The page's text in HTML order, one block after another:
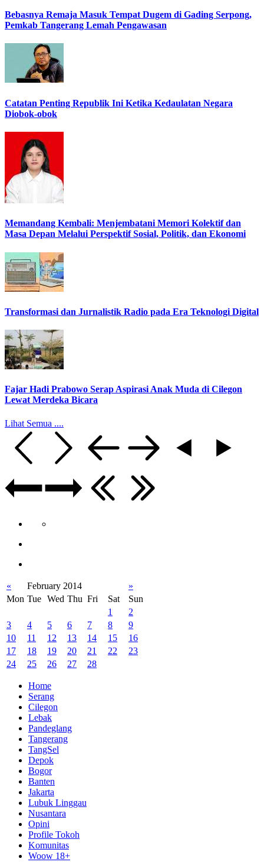
Bebasnya Remaja Masuk Tempat Dugem di Gading Serpong,
Pemkab Tangerang Lemah Pengawasan
Catatan Penting Republik Ini Ketika Kedaulatan Negara
Diobok-obok
Memandang Kembali: Menjembatani Memori Kolektif dan
Masa Depan Melalui Perspektif Sosial, Politik, dan Ekonomi
Transformasi dan Jurnalistik Radio pada Era Teknologi Digital
Fajar Hadi Prabowo Serap Aspirasi Anak Muda di Cilegon
Lewat Merdeka Bicara
Lihat Semua ....
« February 2014
»
Mon Tue Wed Thu Fri Sat
Sun
1
2
3
4 5 6 7 8
9
10
11 12 13 14 15
16
17
18 19 20 21 22
23
24
25 26 27 28
Home
Serang
Cilegon
Lebak
Pandeglang
Tangerang
TangSel
Depok
Bogor
Banten
Jakarta
Lubuk Linggau
Nusantara
Opini
Profile Tokoh
Komunitas
Woow 18+